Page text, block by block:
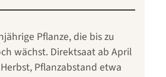
Pflanze, die bis zu
wächst. Direktsaat ab April
Pflanzabstand etwa